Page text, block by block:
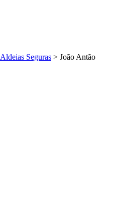
Aldeias Seguras > João Antão